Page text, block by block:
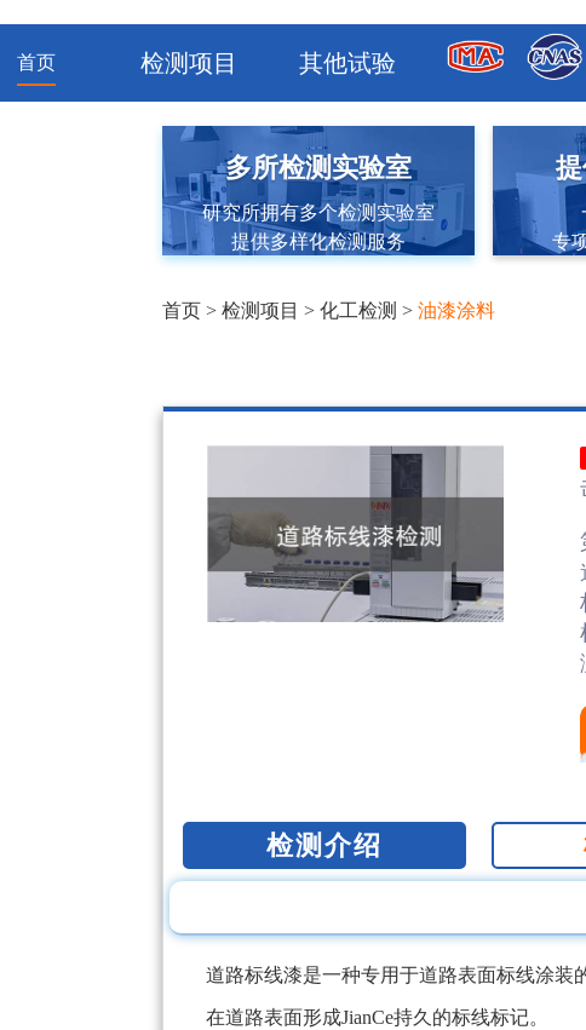
首页 检测项目 其他试验
多所检测实验室
研究所拥有多个检测实验室
提供多样化检测服务
专
首页 >检测项目 >化工检测 >油漆涂料
检测介绍
道路标线漆是一种专用于道路表面标线涂装
在道路表面形成JianCe持久的标线标记。